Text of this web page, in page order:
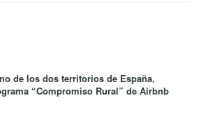
de los dos territorios de España,
“Compromiso Rural” de Airbnb